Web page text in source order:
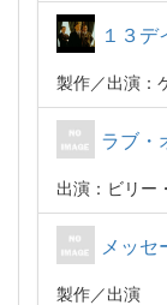
１３デ
製作 出演：
ラブ・
出演：ビリー
メッセ
製作 出演